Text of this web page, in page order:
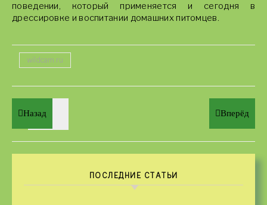
поведении, который применяется и сегодня в
дрессировке и воспитании домашних питомцев.
wildcam.ru
Назад Вперёд
ПОСЛЕДНИЕ СТАТЬИ